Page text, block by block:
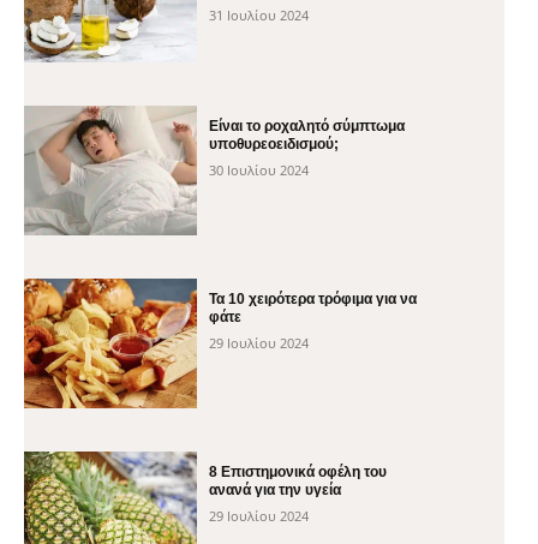
31 Ιουλίου 2024
Είναι το ροχαλητό σύμπτωμα
υποθυρεοειδισμού;
30 Ιουλίου 2024
Τα 10 χειρότερα τρόφιμα για να
φάτε
29 Ιουλίου 2024
8 Επιστημονικά οφέλη του
ανανά για την υγεία
29 Ιουλίου 2024